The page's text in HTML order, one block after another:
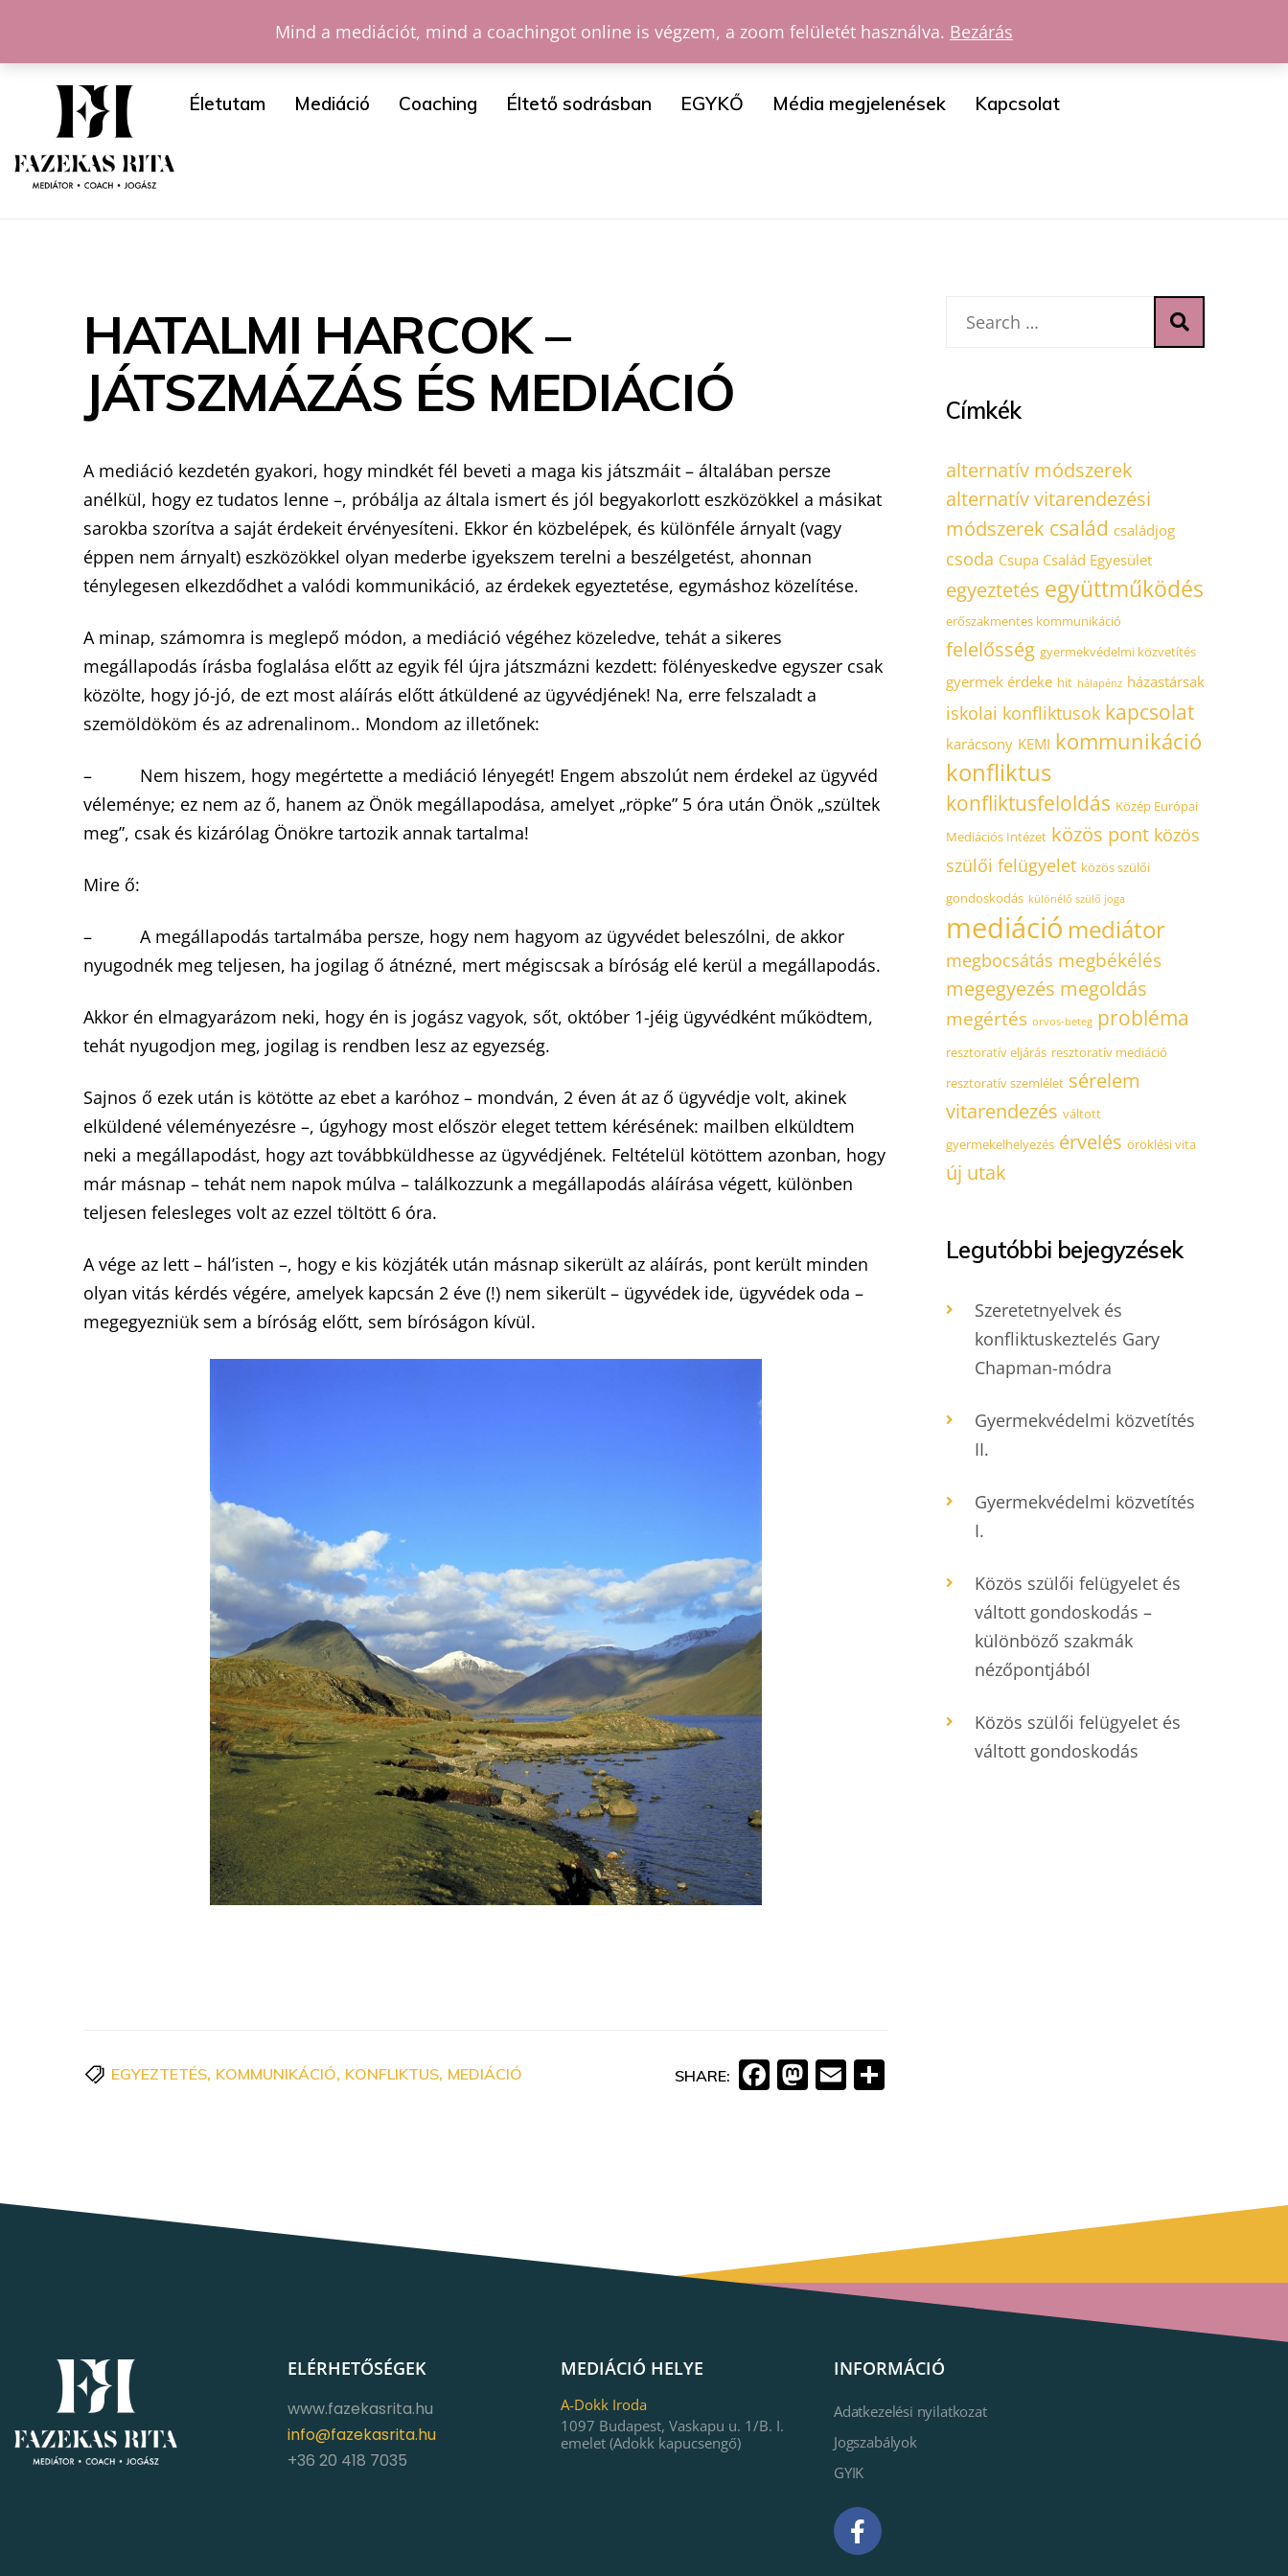
Mind a mediációt, mind a coachingot online is végzem, a zoom felületét használva. Bezárás
Életutam Mediáció Coaching Éltető sodrásban EGYKŐ Média megjelenések Kapcsolat
HATALMI HARCOK –
JÁTSZMÁZÁS ÉS MEDIÁCIÓ
A mediáció kezdetén gyakori, hogy mindkét fél beveti a maga kis játszmáit – általában persze
anélkül, hogy ez tudatos lenne –, próbálja az általa ismert és jól begyakorlott eszközökkel a másikat
sarokba szorítva a saját érdekeit érvényesíteni. Ekkor én közbelépek, és különféle árnyalt (vagy
éppen nem árnyalt) eszközökkel olyan mederbe igyekszem terelni a beszélgetést, ahonnan
ténylegesen elkezdődhet a valódi kommunikáció, az érdekek egyeztetése, egymáshoz közelítése.
A minap, számomra is meglepő módon, a mediáció végéhez közeledve, tehát a sikeres
megállapodás írásba foglalása előtt az egyik fél újra játszmázni kezdett: fölényeskedve egyszer csak
közölte, hogy jó-jó, de ezt most aláírás előtt átküldené az ügyvédjének! Na, erre felszaladt a
szemöldököm és az adrenalinom.. Mondom az illetőnek:
– Nem hiszem, hogy megértette a mediáció lényegét! Engem abszolút nem érdekel az ügyvéd
véleménye; ez nem az ő, hanem az Önök megállapodása, amelyet „röpke” 5 óra után Önök „szültek
meg”, csak és kizárólag Önökre tartozik annak tartalma!
Mire ő:
– A megállapodás tartalmába persze, hogy nem hagyom az ügyvédet beleszólni, de akkor
nyugodnék meg teljesen, ha jogilag ő átnézné, mert mégiscsak a bíróság elé kerül a megállapodás.
Akkor én elmagyarázom neki, hogy én is jogász vagyok, sőt, október 1-jéig ügyvédként működtem,
tehát nyugodjon meg, jogilag is rendben lesz az egyezség.
Sajnos ő ezek után is kötötte az ebet a karóhoz – mondván, 2 éven át az ő ügyvédje volt, akinek
elküldené véleményezésre –, úgyhogy most először eleget tettem kérésének: mailben elküldtem
neki a megállapodást, hogy azt továbbküldhesse az ügyvédjének. Feltételül kötöttem azonban, hogy
már másnap – tehát nem napok múlva – találkozzunk a megállapodás aláírása végett, különben
teljesen felesleges volt az ezzel töltött 6 óra.
A vége az lett – hál’isten –, hogy e kis közjáték után másnap sikerült az aláírás, pont került minden
olyan vitás kérdés végére, amelyek kapcsán 2 éve (!) nem sikerült – ügyvédek ide, ügyvédek oda –
megegyezniük sem a bíróság előtt, sem bíróságon kívül.
EGYEZTETÉS, KOMMUNIKÁCIÓ, KONFLIKTUS, MEDIÁCIÓ SHARE: Facebook
Mastodon
Email
Címkék
alternatív módszerek
alternatív vitarendezési
módszerek család családjog
csoda Csupa Család Egyesület
egyeztetés együttműködés
erőszakmentes kommunikáció
felelősség gyermekvédelmi közvetítés
gyermek érdeke hit hálapénz házastársak
iskolai konfliktusok kapcsolat
karácsony KEMI kommunikáció
konfliktus
konfliktusfeloldás Közép Európai
Mediációs Intézet közös pont közös
szülői felügyelet közös szülői
gondoskodás különélő szülő joga
mediáció mediátor
megbocsátás megbékélés
megegyezés megoldás
megértés orvos-beteg probléma
resztoratív eljárás resztoratív mediáció
resztoratív szemlélet sérelem
vitarendezés váltott
gyermekelhelyezés érvelés öröklési vita
új utak
Legutóbbi bejegyzések
Szeretetnyelvek és
konfliktuskeztelés Gary
Chapman-módra
Gyermekvédelmi közvetítés
II.
Gyermekvédelmi közvetítés
I.
Közös szülői felügyelet és
váltott gondoskodás –
különböző szakmák
nézőpontjából
Közös szülői felügyelet és
váltott gondoskodás
ELÉRHETŐSÉGEK
www.fazekasrita.hu
info@fazekasrita.hu
+36 20 418 7035
MEDIÁCIÓ HELYE
A-Dokk Iroda
1097 Budapest, Vaskapu u. 1/B. I.
emelet (Adokk kapucsengő)
INFORMÁCIÓ
Adatkezelési nyilatkozat
Jogszabályok
GYIK